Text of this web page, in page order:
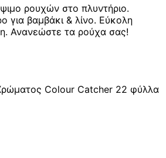
ρουχών στο πλυντήριο.
για βαμβάκι & λίνο. Εύκολη
Ανανεώστε τα ρούχα σας!
Colour Catcher 22 φύλλα